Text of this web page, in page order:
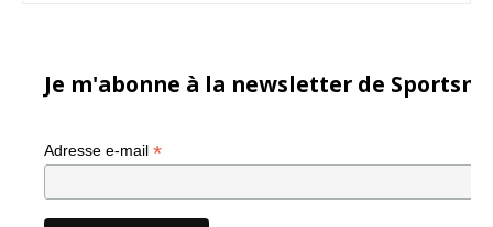
Je m'abonne à la newsletter de
Adresse e-mail *